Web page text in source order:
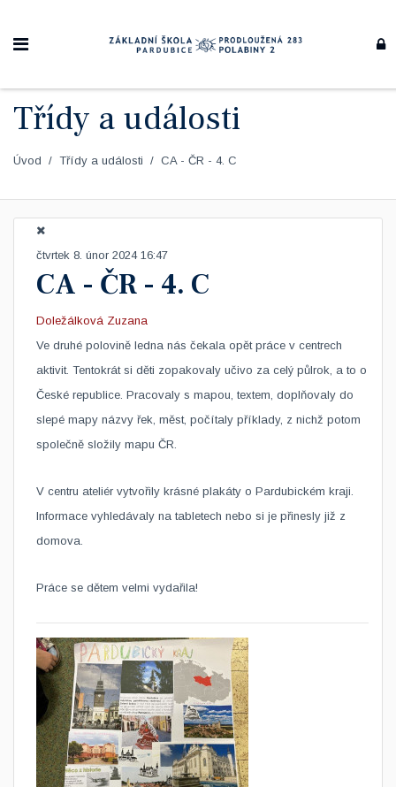
Třídy a události
Úvod Třídy a události CA - ČR - 4. C
čtvrtek 8. únor 2024 16:47
CA - ČR - 4. C
Doležálková Zuzana
​Ve druhé polovině ledna nás čekala opět práce v centrech
aktivit. Tentokrát si děti zopakovaly učivo za celý půlrok, a to o
České republice. Pracovaly s mapou, textem, doplňovaly do
slepé mapy názvy řek, měst, počítaly příklady, z nichž potom
společně složily mapu ČR.
V centru ateliér vytvořily krásné plakáty o Pardubickém kraji.
Informace vyhledávaly na tabletech nebo si je přinesly již z
domova.
Práce se dětem velmi vydařila!